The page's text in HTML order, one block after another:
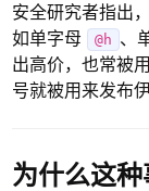
安全研究者指出
如单字母
@h 、
出高价，也常被
号就被用来发布
为什么这种